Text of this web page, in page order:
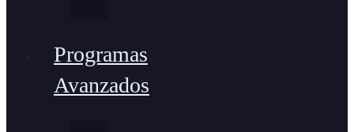
Programas
Avanzados